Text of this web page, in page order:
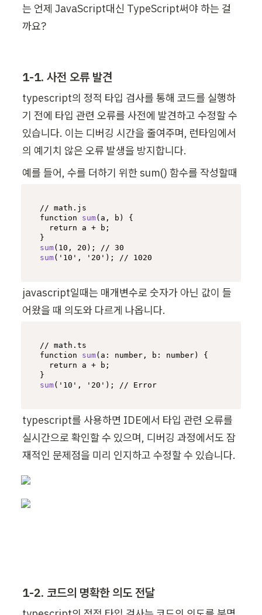
는 언제 JavaScript대신 TypeScript써야 하는 걸
까요?
1-1. 사전 오류 발견
typescript의 정적 타입 검사를 통해 코드를 실행하
기 전에 타입 관련 오류를 사전에 발견하고 수정할 수
있습니다. 이는 디버깅 시간을 줄여주며, 런타임에서
의 예기치 않은 오류 발생을 방지합니다.
예를 들어, 수를 더하기 위한 sum() 함수를 작성할때
// math.js
function
sum( a, b ) {
return a + b;
sum( 10 , 20 ); // 30
sum( '10' , '20' ); // 1020
javascript일때는 매개변수로 숫자가 아닌 값이 들
어왔을 때 의도와 다르게 나옵니다.
// math.ts
function
sum( a: number, b: number) {
return a + b;
sum( '10' , '20' ); // Error
typescript를 사용하면 IDE에서 타입 관련 오류를
실시간으로 확인할 수 있으며, 디버깅 과정에서도 잠
재적인 문제점을 미리 인지하고 수정할 수 있습니다.
1-2. 코드의 명확한 의도 전달